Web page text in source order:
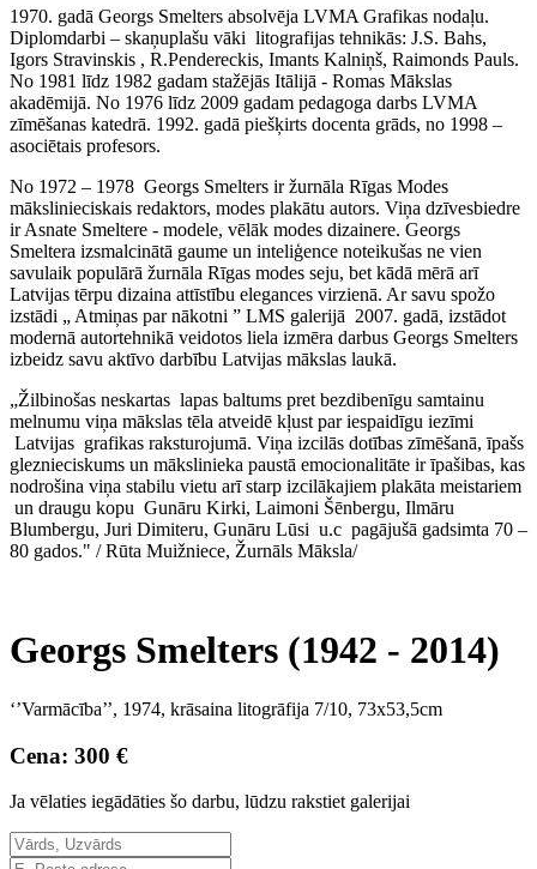
1970. gadā Georgs Smelters absolvēja LVMA Grafikas nodaļu.
Diplomdarbi – skaņuplašu vāki litografijas tehnikās: J.S. Bahs,
Igors Stravinskis , R.Pendereckis, Imants Kalniņš, Raimonds Pauls.
No 1981 līdz 1982 gadam stažējās Itālijā - Romas Mākslas
akadēmijā. No 1976 līdz 2009 gadam pedagoga darbs LVMA
zīmēšanas katedrā. 1992. gadā piešķirts docenta grāds, no 1998 –
asociētais profesors.
No 1972 – 1978 Georgs Smelters ir žurnāla Rīgas Modes
mākslinieciskais redaktors, modes plakātu autors. Viņa dzīvesbiedre
ir Asnate Smeltere - modele, vēlāk modes dizainere. Georgs
Smeltera izsmalcinātā gaume un inteliģence noteikušas ne vien
savulaik populārā žurnāla Rīgas modes seju, bet kādā mērā arī
Latvijas tērpu dizaina attīstību elegances virzienā. Ar savu spožo
izstādi „ Atmiņas par nākotni ” LMS galerijā 2007. gadā, izstādot
modernā autortehnikā veidotos liela izmēra darbus Georgs Smelters
izbeidz savu aktīvo darbību Latvijas mākslas laukā.
„Žilbinošas neskartas lapas baltums pret bezdibenīgu samtainu
melnumu viņa mākslas tēla atveidē kļust par iespaidīgu iezīmi
Latvijas grafikas raksturojumā. Viņa izcilās dotības zīmēšanā, īpašs
gleznieciskums un mākslinieka paustā emocionalitāte ir īpašibas, kas
nodrošina viņa stabilu vietu arī starp izcilākajiem plakāta meistariem
un draugu kopu Gunāru Kirki, Laimoni Šēnbergu, Ilmāru
Blumbergu, Juri Dimiteru, Gunāru Lūsi u.c pagājušā gadsimta 70 –
80 gados." / Rūta Muižniece, Žurnāls Māksla/
Georgs Smelters (1942 - 2014)
‘’Varmācība’’, 1974, krāsaina litogrāfija 7/10, 73x53,5cm
Cena: 300 €
Ja vēlaties iegādāties šo darbu, lūdzu rakstiet galerijai